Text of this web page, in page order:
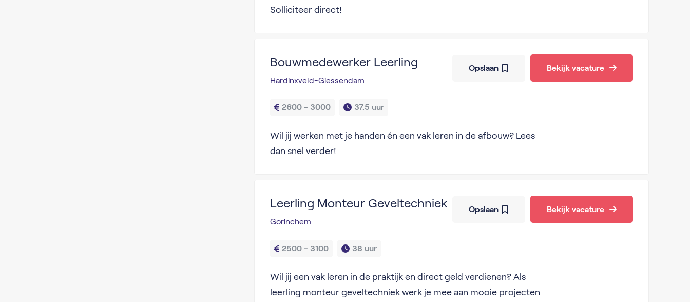
Solliciteer direct!
Bouwmedewerker Leerling
Hardinxveld-Giessendam
2600 - 3000 37.5 uur
Wil jij werken met je handen én een vak leren in de afbouw? Lees
dan snel verder!
Opslaan Bekijk vacature
Leerling Monteur Geveltechniek
Gorinchem
2500 - 3100 38 uur
Wil jij een vak leren in de praktijk en direct geld verdienen? Als
leerling monteur geveltechniek werk je mee aan mooie projecten
Opslaan Bekijk vacature